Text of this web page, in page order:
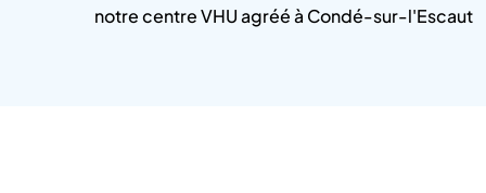
notre centre VHU agréé à Condé-sur-l'Escaut